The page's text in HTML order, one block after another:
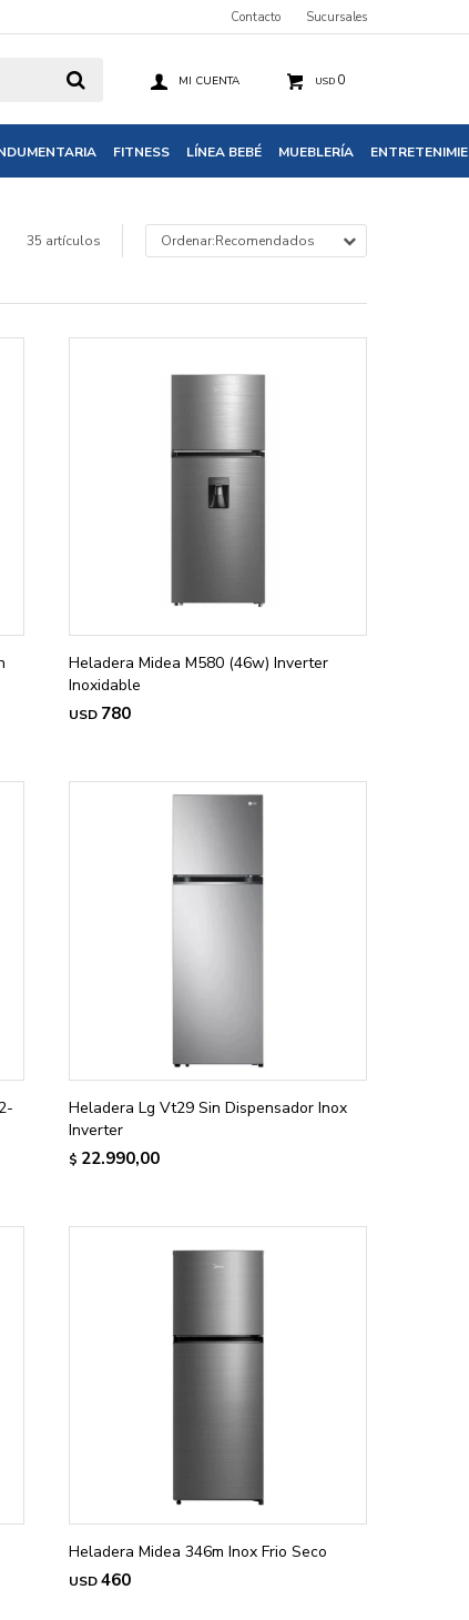
FITNESS LÍNEA BEBÉ MUEBLERÍA
USD 0
Contacto Sucursales
35 artículos Recomendados
Heladera Midea M580 (46w) Inverter
Inoxidable
USD 780
Heladera Lg Vt29 Sin Dispensador Inox
Inverter
$ 22.990,00
Heladera Midea 346m Inox Frio Seco
USD 460